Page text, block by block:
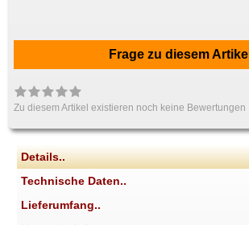
Frage zu diesem Artikel
Zu diesem Artikel existieren noch keine Bewertungen
Details..
Technische Daten..
Lieferumfang..